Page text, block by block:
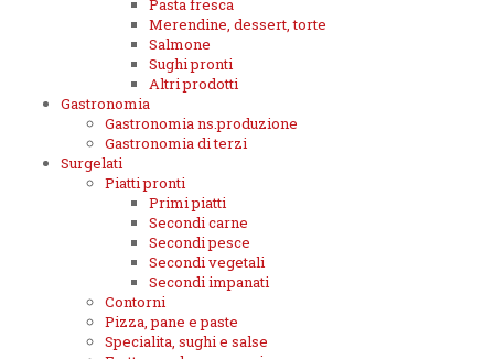
Pasta fresca
Merendine, dessert, torte
Salmone
Sughi pronti
Altri prodotti
Gastronomia
Gastronomia ns.produzione
Gastronomia di terzi
Surgelati
Piatti pronti
Primi piatti
Secondi carne
Secondi pesce
Secondi vegetali
Secondi impanati
Contorni
Pizza, pane e paste
Specialita, sughi e salse